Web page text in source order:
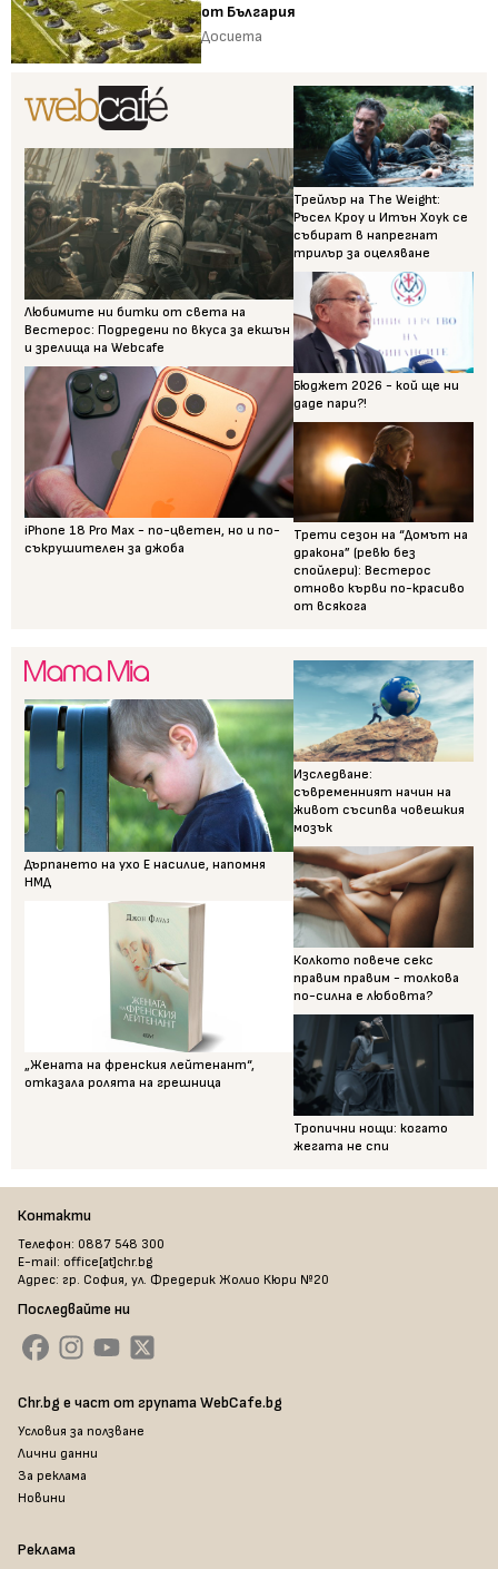
от България
Досиета
Любимите ни битки от света на
Вестерос: Подредени по вкуса за екшън
и зрелища на Webcafe
iPhone 18 Pro Max - по-цветен, но и по-
съкрушителен за джоба
Трейлър на The Weight:
Ръсел Кроу и Итън Хоук се
събират в напрегнат
трилър за оцеляване
Бюджет 2026 - кой ще ни
даде пари?!
Трети сезон на “Домът на
дракона” (ревю без
спойлери): Вестерос
отново кърви по-красиво
от всякога
Дърпането на ухо Е насилие, напомня
НМД
„Жената на френския лейтенант“,
отказала ролята на грешница
Изследване:
съвременният начин на
живот съсипва човешкия
мозък
Колкото повече секс
правим правим - толкова
по-силна е любовта?
Тропични нощи: когато
жегата не спи
Контакти
Телефон: 0887 548 300
E-mail: office[at]chr.bg
Адрес: гр. София, ул. Фредерик Жолио Кюри №20
Последвайте ни
Chr.bg е част от групата WebCafe.bg
Условия за ползване
Лични данни
За реклама
Новини
Реклама